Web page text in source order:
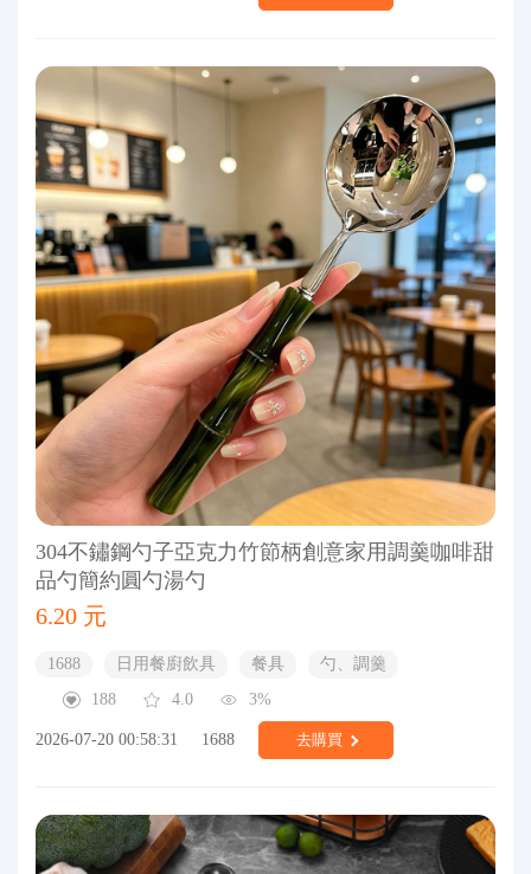
304不鏽鋼勺子亞克力竹節柄創意家用調羹咖啡甜
品勺簡約圓勺湯勺
6.20 元
1688 日用餐廚飲具 餐具
勺、調羹
188
4.0 3%
2026-07-20 00:58:31 1688 去購買